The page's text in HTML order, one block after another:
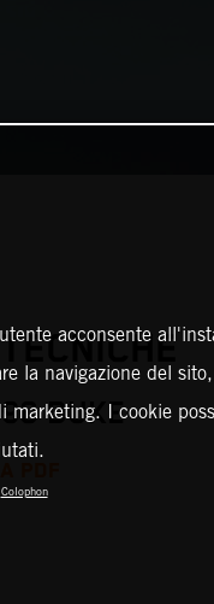
DUKE
acconsente
la navigazione del
marketing. I cookie
Colophon